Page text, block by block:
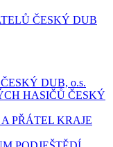
ČESKÝ DUB
DUB, o.s.
HASIČŮ ČESKÝ
PŘÁTEL KRAJE